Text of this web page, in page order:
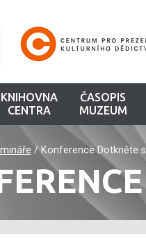
KNIHOVNA
CENTRA
ČASOPIS
MUZEUM
/ Konference Dotkněte